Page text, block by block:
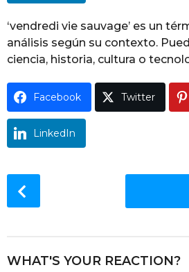
o
‘vendredi vie sauvage’ es un
análisis según su contexto.
ciencia, historia, cultura o
Facebook Twitter
LinkedIn
o
P
WHAT'S YOUR REACTION?